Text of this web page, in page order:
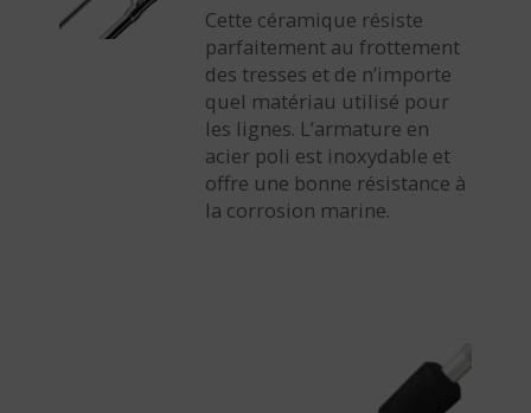
Cette céramique résiste
parfaitement au frottement
des tresses et de n’importe
quel matériau utilisé pour
les lignes. L’armature en
acier poli est inoxydable et
offre une bonne résistance à
la corrosion marine.